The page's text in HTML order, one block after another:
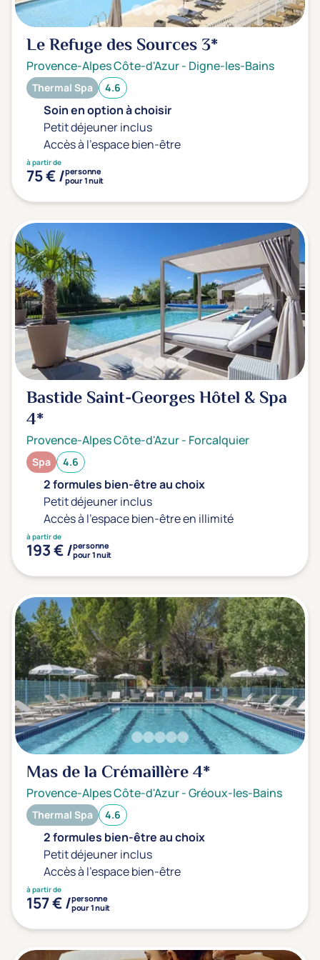
Sport
Yoga
Offres spéciales
Vente Flash & Promo
Offres spéciales Solo
Établissements proches de chez moi
Km
Transports & hébergement
Soins sans hébergement
Le Refuge des Sources3*
Provence-Alpes Côte-d'Azur- Digne-les-Bains
Thermal Spa 4.6
Soin en option à choisir
Petit déjeuner inclus
Accès à l'espace bien-être
à partir de
75 € /personne
pour 1 nuit
Bastide Saint-Georges Hôtel & Spa
4*
Provence-Alpes Côte-d'Azur- Forcalquier
Spa 4.6
2 formules bien-être au choix
Petit déjeuner inclus
Accès à l'espace bien-être en illimité
à partir de
193 € /personne
pour 1 nuit
Mas de la Crémaillère4*
Provence-Alpes Côte-d'Azur-Gréoux-les-Bains
Thermal Spa 4.6
2 formules bien-être au choix
Petit déjeuner inclus
Accès à l'espace bien-être
à partir de
157 € /personne
pour 1 nuit